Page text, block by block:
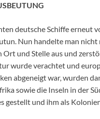
deutsche Schiffe erneut
Nun handelte man
Ort und Stelle aus und
wurde verachtet und
abgeneigt war, wurden
sowie die Inseln in der
gestellt und ihm als